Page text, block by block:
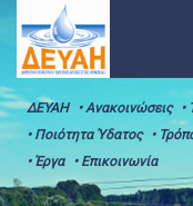
ΔΕΥΑΗ • Ανακοινώσεις •
• Ποιότητα Ύδατος
•
• Έργα
• Επικοινωνία